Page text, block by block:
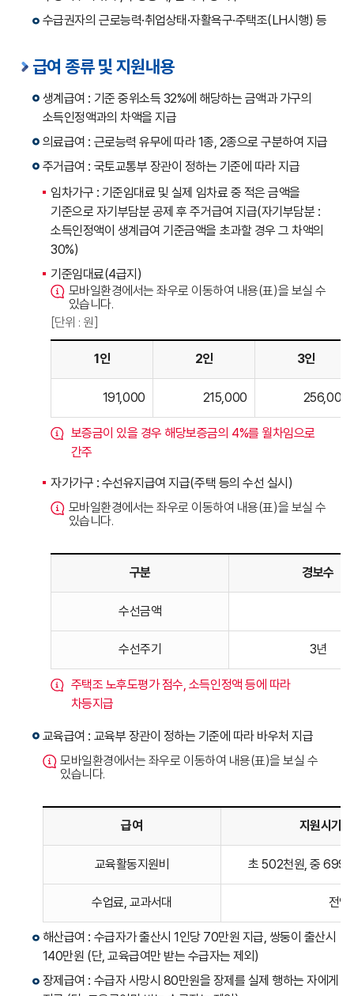
수급권자의 근로능력·취업상태·자활욕구·주택조(LH시행) 등
급여 종류 및 지원내용
생계급여 : 기준 중위소득 32%에 해당하는 금액과 가구의
소득인정액과의 차액을 지급
의료급여 : 근로능력 유무에 따라 1종, 2종으로 구분하여 지급
주거급여 : 국토교통부 장관이 정하는 기준에 따라 지급
임차가구 : 기준임대료 및 실제 임차료 중 적은 금액을
기준으로 자기부담분 공제 후 주거급여 지급(자기부담분 :
소득인정액이 생계급여 기준금액을 초과할 경우 그 차액의
30%)
기준임대료(4급지)
모바일환경에서는 좌우로 이동하여 내용(표)을 보실 수
있습니다.
[단위 : 원]
를
나타낸
1인 2인 3인
191,000 215,000 256,000
보증금이 있을 경우 해당보증금의 4%를 월차임으로
간주
자가가구 : 수선유지급여 지급(주택 등의 수선 실시)
모바일환경에서는 좌우로 이동하여 내용(표)을 보실 수
있습니다.
구분 경보수
수선금액
수선주기 3년
주택조 노후도평가 점수, 소득인정액 등에 따라
차등지급
교육급여 : 교육부 장관이 정하는 기준에 따라 바우처 지급
모바일환경에서는 좌우로 이동하여 내용(표)을 보실 수
있습니다.
급여 지원시기
교육활동지원비 초 502천원, 중 699
수업료, 교과서대 전액
해산급여 : 수급자가 출산시 1인당 70만원 지급, 쌍둥이 출산시
140만원 (단, 교육급여만 받는 수급자는 제외)
장제급여 : 수급자 사망시 80만원을 장제를 실제 행하는 자에게